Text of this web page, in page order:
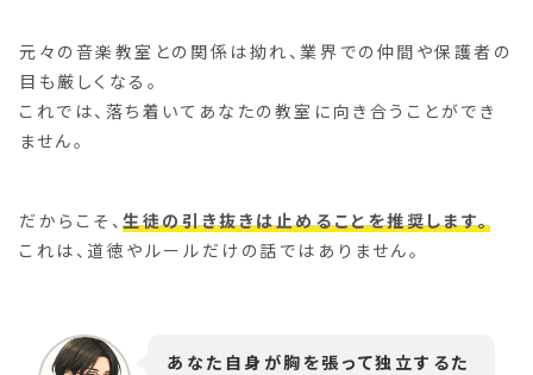
元々の音楽教室との関係は拗れ、業界での仲間や保護者の
目も厳しくなる。
これでは、落ち着いてあなたの教室に向き合うことができ
ません。
だからこそ、生徒の引き抜きは止めることを推奨します。
これは、道徳やルールだけの話ではありません。
あなた自身が胸を張って独立するた